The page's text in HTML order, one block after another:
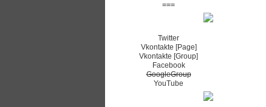
===
Twitter
Vkontakte [Page]
Vkontakte [Group]
Facebook
GoogleGroup
YouTube